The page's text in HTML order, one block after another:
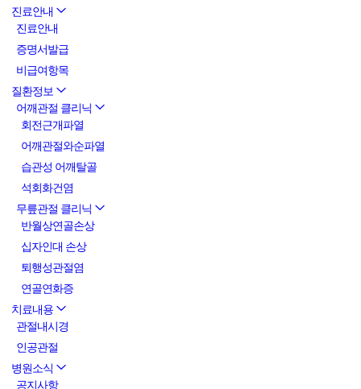
진료안내
진료안내
증명서발급
비급여항목
질환정보
어깨관절 클리닉
회전근개파열
어깨관절와순파열
습관성 어깨탈골
석회화건염
무릎관절 클리닉
반월상연골손상
십자인대 손상
퇴행성관절염
연골연화증
치료내용
관절내시경
인공관절
병원소식
공지사항